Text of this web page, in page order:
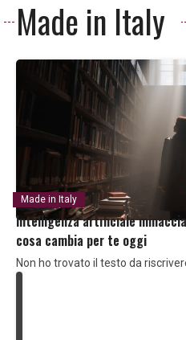
Made in Italy
Made in Italy
Intelligenza artificiale
cosa cambia per te oggi
Non ho trovato il testo da